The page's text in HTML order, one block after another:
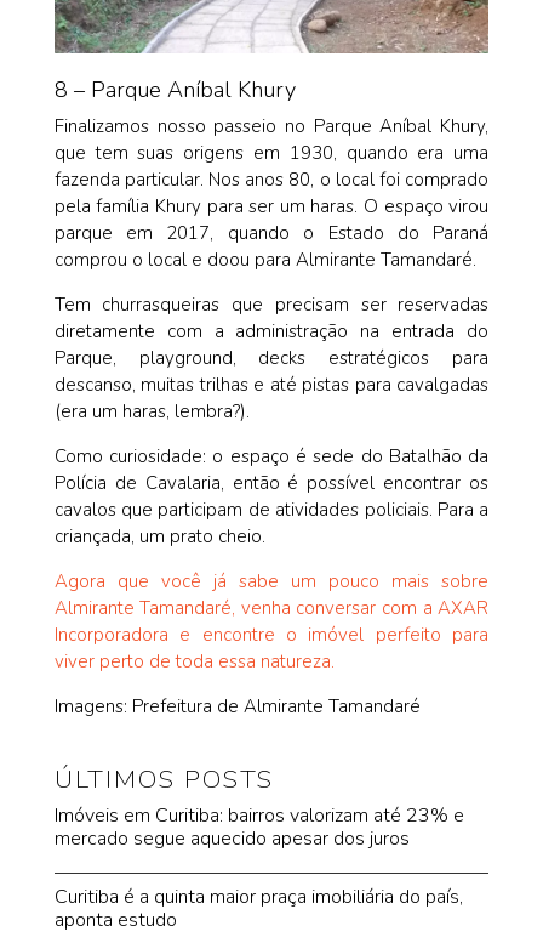
8 – Parque Aníbal Khury
Finalizamos nosso passeio no Parque Aníbal Khury,
que tem suas origens em 1930, quando era uma
fazenda particular. Nos anos 80, o local foi comprado
pela família Khury para ser um haras. O espaço virou
parque em 2017, quando o Estado do Paraná
comprou o local e doou para Almirante Tamandaré.
Tem churrasqueiras que precisam ser reservadas
diretamente com a administração na entrada do
Parque, playground, decks estratégicos para
descanso, muitas trilhas e até pistas para cavalgadas
(era um haras, lembra?).
Como curiosidade: o espaço é sede do Batalhão da
Polícia de Cavalaria, então é possível encontrar os
cavalos que participam de atividades policiais. Para a
criançada, um prato cheio.
Agora que você já sabe um pouco mais sobre
Almirante Tamandaré, venha conversar com a AXAR
Incorporadora e encontre o imóvel perfeito para
viver perto de toda essa natureza.
Imagens: Prefeitura de Almirante Tamandaré
ÚLTIMOS POSTS
Imóveis em Curitiba: bairros valorizam até 23% e
mercado segue aquecido apesar dos juros
Curitiba é a quinta maior praça imobiliária do país,
aponta estudo